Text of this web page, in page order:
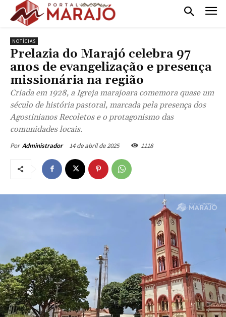
NOTÍCIAS
Prelazia do Marajó celebra 97
anos de evangelização e presença
missionária na região
Criada em 1928, a Igreja marajoara comemora quase um
século de história pastoral, marcada pela presença dos
Agostinianos Recoletos e o protagonismo das
comunidades locais.
Por Administrador 14 de abril de 2025 1118